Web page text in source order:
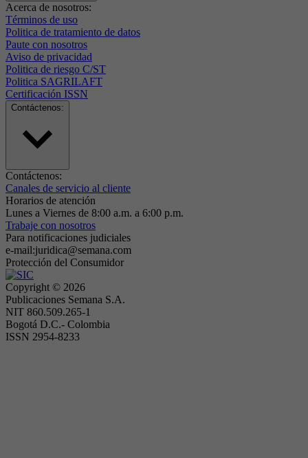
Acerca de nosotros:
Términos de uso
Politica de tratamiento de datos
Paute con nosotros
Aviso de privacidad
Politica de riesgo C/ST
Politica SAGRILAFT
Certificación ISSN
Contáctenos:
Contáctenos:
Canales de servicio al cliente
Horarios de atención
Lunes a Viernes de 8:00 a.m. a 6:00 p.m.
Trabaje con nosotros
Para notificaciones judiciales
e-mail:juridica@semana.com
Protección del Consumidor
Copyright © 2026
Publicaciones Semana S.A.
NIT 860.509.265-1
Bogotá D.C.- Colombia
ISSN 2954-8233